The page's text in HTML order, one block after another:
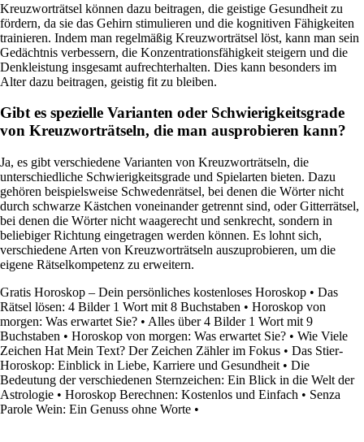
Kreuzworträtsel können dazu beitragen, die geistige Gesundheit zu
fördern, da sie das Gehirn stimulieren und die kognitiven Fähigkeiten
trainieren. Indem man regelmäßig Kreuzworträtsel löst, kann man sein
Gedächtnis verbessern, die Konzentrationsfähigkeit steigern und die
Denkleistung insgesamt aufrechterhalten. Dies kann besonders im
Alter dazu beitragen, geistig fit zu bleiben.
Gibt es spezielle Varianten oder Schwierigkeitsgrade
von Kreuzworträtseln, die man ausprobieren kann?
Ja, es gibt verschiedene Varianten von Kreuzworträtseln, die
unterschiedliche Schwierigkeitsgrade und Spielarten bieten. Dazu
gehören beispielsweise Schwedenrätsel, bei denen die Wörter nicht
durch schwarze Kästchen voneinander getrennt sind, oder Gitterrätsel,
bei denen die Wörter nicht waagerecht und senkrecht, sondern in
beliebiger Richtung eingetragen werden können. Es lohnt sich,
verschiedene Arten von Kreuzworträtseln auszuprobieren, um die
eigene Rätselkompetenz zu erweitern.
Gratis Horoskop – Dein persönliches kostenloses Horoskop • Das
Rätsel lösen: 4 Bilder 1 Wort mit 8 Buchstaben • Horoskop von
morgen: Was erwartet Sie? • Alles über 4 Bilder 1 Wort mit 9
Buchstaben • Horoskop von morgen: Was erwartet Sie? • Wie Viele
Zeichen Hat Mein Text? Der Zeichen Zähler im Fokus • Das Stier-
Horoskop: Einblick in Liebe, Karriere und Gesundheit • Die
Bedeutung der verschiedenen Sternzeichen: Ein Blick in die Welt der
Astrologie • Horoskop Berechnen: Kostenlos und Einfach • Senza
Parole Wein: Ein Genuss ohne Worte •